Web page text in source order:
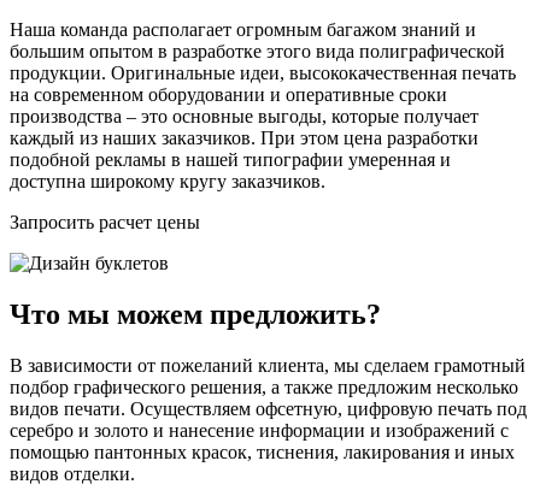
Наша команда располагает огромным багажом знаний и
большим опытом в разработке этого вида полиграфической
продукции. Оригинальные идеи, высококачественная печать
на современном оборудовании и оперативные сроки
производства – это основные выгоды, которые получает
каждый из наших заказчиков. При этом цена разработки
подобной рекламы в нашей типографии умеренная и
доступна широкому кругу заказчиков.
Запросить расчет цены
Что мы можем предложить?
В зависимости от пожеланий клиента, мы сделаем грамотный
подбор графического решения, а также предложим несколько
видов печати. Осуществляем офсетную, цифровую печать под
серебро и золото и нанесение информации и изображений с
помощью пантонных красок, тиснения, лакирования и иных
видов отделки.